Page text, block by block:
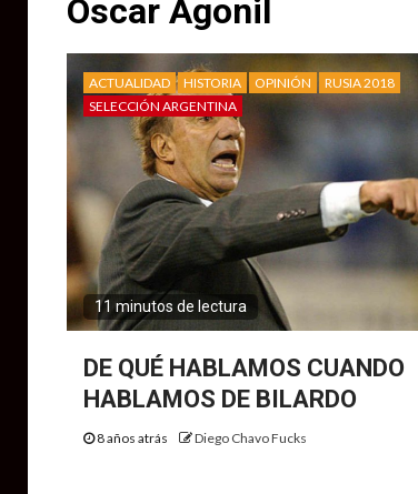
Oscar Agonil
ACTUALIDAD HISTORIA OPINIÓN
RUSIA 2018
SELECCIÓN ARGENTINA
11 minutos de lectura
DE QUÉ HABLAMOS CUANDO
HABLAMOS DE BILARDO
8 años atrás Diego Chavo Fucks